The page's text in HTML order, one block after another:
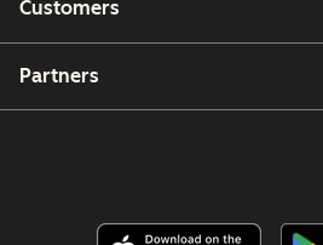
Customers
Partners